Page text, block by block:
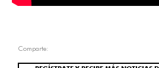
Comparte: